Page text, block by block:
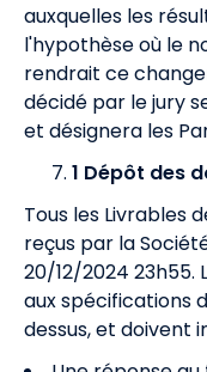
auxquelles les
l'hypothèse où le
rendrait ce
décidé par le jury
et désignera les
1 Dépôt des
Tous les Livrables
reçus par la
20/12/2024
aux spécifications
dessus, et doivent